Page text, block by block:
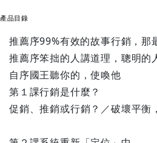
產品目錄
推薦序99%有效的故事行銷，那
推薦序笨拙的人講道理，聰明的
自序國王聽你的，使喚他
第１課行銷是什麼？
促銷、推銷或行銷？／破壞平衡